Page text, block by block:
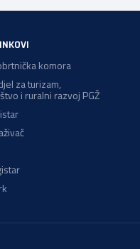
komora
za turizam,
i ruralni razvoj PGŽ